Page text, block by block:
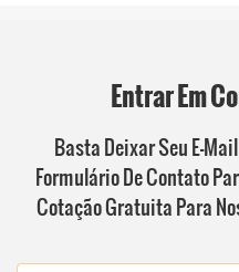
Entrar Em
Basta Deixar Seu E-
Formulário De Contato
Cotação Gratuita Para